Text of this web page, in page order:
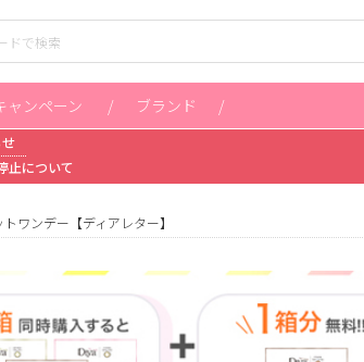
ャンペーン ブランド
止について
トワンデー【ディアレター】